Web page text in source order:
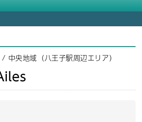
/ 中央地域（八王子駅周辺エリア）